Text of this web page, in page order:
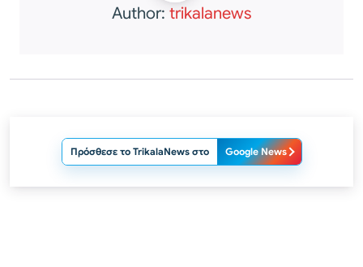
Author: trikalanews
Πρόσθεσε το TrikalaNews στο Google News